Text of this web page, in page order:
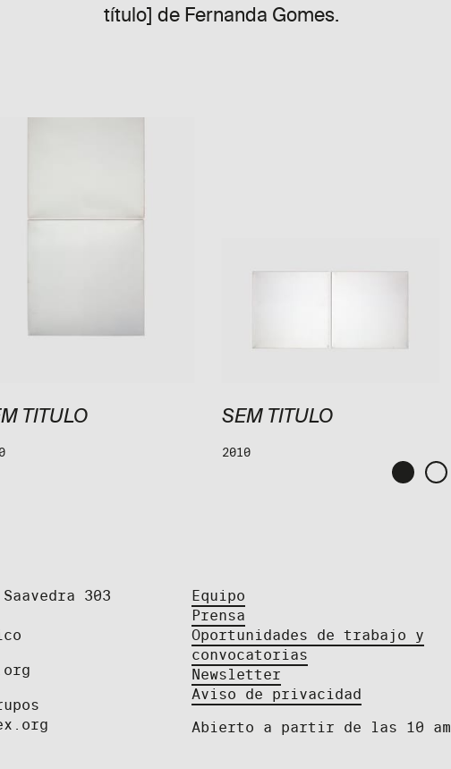
título] de Fernanda Gomes.
TITULO SEM TITULO
2010
303
Equipo
Prensa
Oportunidades de trabajo y
convocatorias
Newsletter
Aviso de privacidad
Abierto a partir de las 10 am